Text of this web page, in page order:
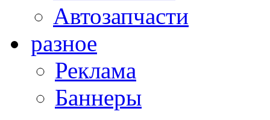
Автозапчасти
разное
Реклама
Баннеры